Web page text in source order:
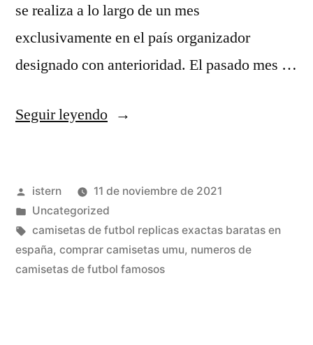
se realiza a lo largo de un mes
exclusivamente en el país organizador
designado con anterioridad. El pasado mes …
Seguir leyendo«Archivo
Noticias
De
Colombia
Y
Publicado
por
istern
11 de noviembre de 2021
Publicado
en
Uncategorized
Etiquetas:
camisetas de futbol replicas exactas baratas en
españa, comprar camisetas umu, numeros de
camisetas de futbol famosos